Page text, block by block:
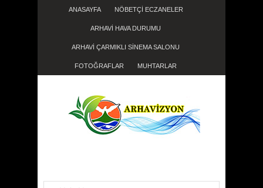
ANASAYFA NÖBETÇİ ECZANELER
ARHAVİ HAVA DURUMU
ARHAVİ ÇARMIKLI SİNEMA SALONU
FOTOĞRAFLAR MUHTARLAR